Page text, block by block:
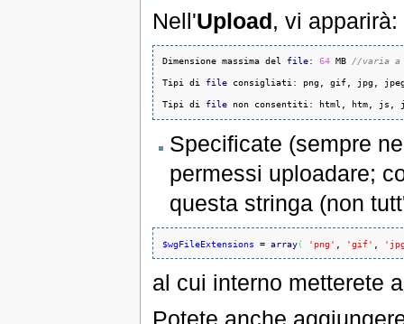
Nell'Upload, vi apparirà:
Dimensione massima del file: 64 MB //varia a
Tipi di file consigliati: png, gif, jpg,
Tipi di file non consentiti: html, htm, js,
Specificate (sempre
permessi uploadare;
questa stringa (non
$wgFileExtensions = array( 'png' 'gif'
al cui interno metterete
Potete anche